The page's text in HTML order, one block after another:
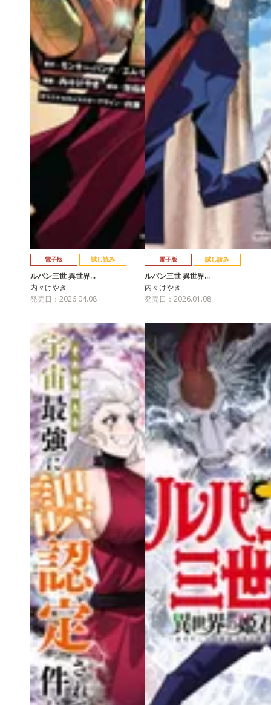
電子版 試し読み
ルパン三世 異世界…
内々けやき
発売日：2026.04.08
電子版 試し読み
ルパン三世 異世界…
内々けやき
発売日：2026.01.08